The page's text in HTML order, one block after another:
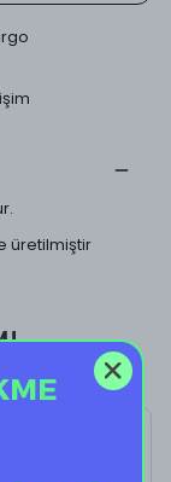
üretilmiştir